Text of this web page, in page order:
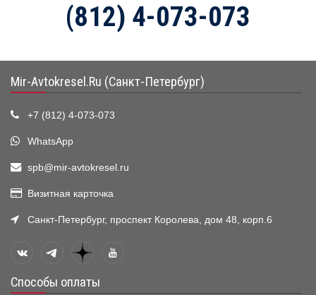
(812) 4-073-073
Mir-Avtokresel.Ru (Санкт-Петербург)
+7 (812) 4-073-073
WhatsApp
spb@mir-avtokresel.ru
Визитная карточка
Санкт-Петербург, проспект Королева, дом 48, корп.6
Способы оплаты